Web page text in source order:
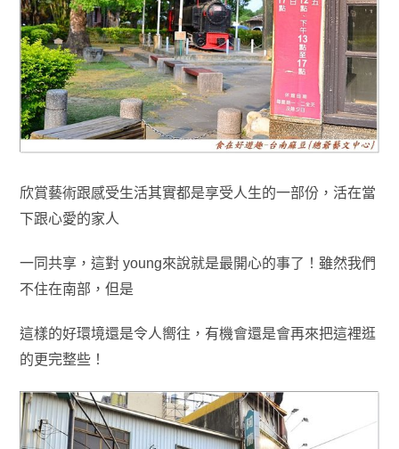
欣賞藝術跟感受生活其實都是享受人生的一部份，活在當
下跟心愛的家人
一同共享，這對 young來說就是最開心的事了！雖然我們
不住在南部 ，但是
這樣的好環境還是令人嚮往 ，有機會還是會再來把這裡逛
的更完整些！